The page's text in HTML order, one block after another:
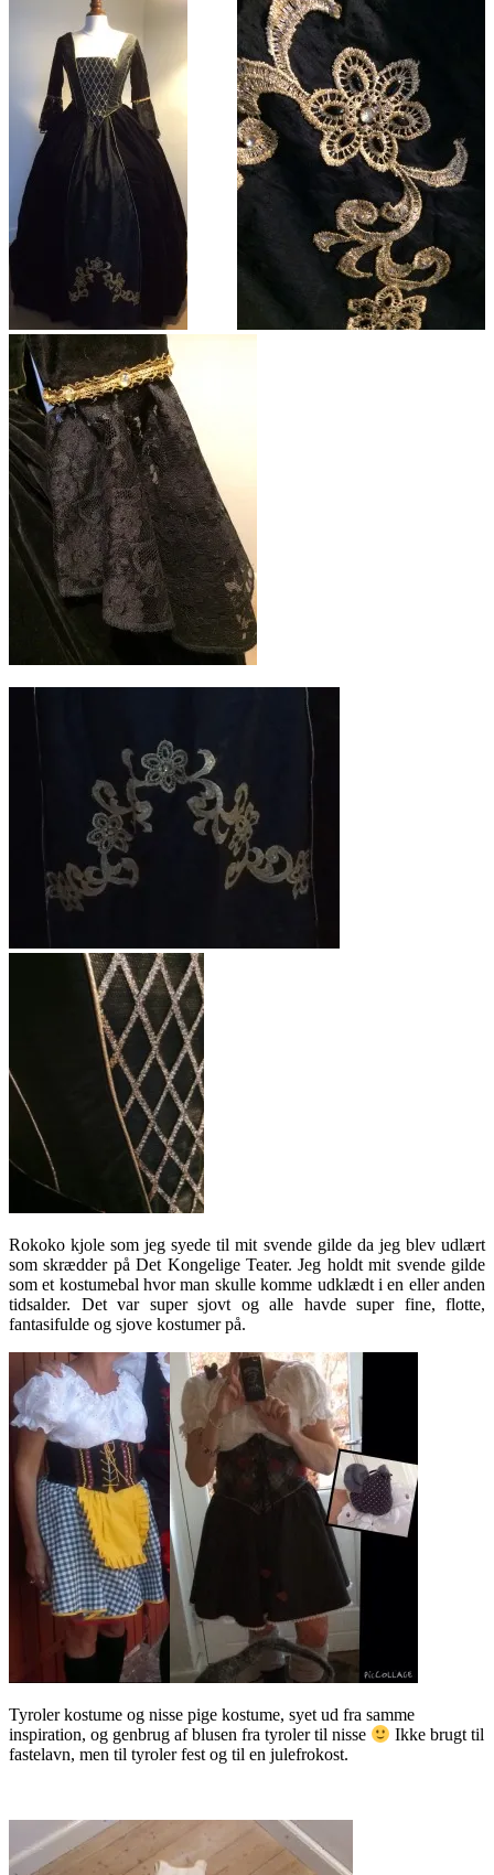
Rokoko kjole som jeg syede til mit svende gilde da jeg blev udlært
som skrædder på Det Kongelige Teater. Jeg holdt mit svende gilde
som et kostumebal hvor man skulle komme udklædt i en eller anden
tidsalder. Det var super sjovt og alle havde super fine, flotte,
fantasifulde og sjove kostumer på.
Tyroler kostume og nisse pige kostume, syet ud fra samme
inspiration, og genbrug af blusen fra tyroler til nisse
Ikke brugt til
fastelavn, men til tyroler fest og til en julefrokost.